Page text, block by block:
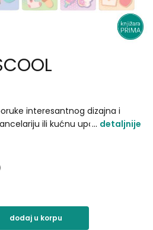
interesantnog dizajna i
ili kućnu upotrebu..detaljnije
dodaj u korpu